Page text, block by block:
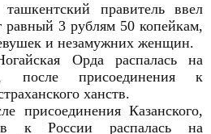
правитель ввел
равный 3 рублям 50 копейкам,
и незамужних женщин.
Орда распалась на
после присоединения к
ханств.
присоединения Казанского,
к России распалась на